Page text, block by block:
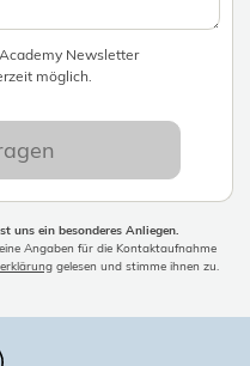
Academy Newsletter
möglich.
uns ein besonderes Anliegen.
Angaben für die Kontaktaufnahme
gelesen und stimme ihnen zu.